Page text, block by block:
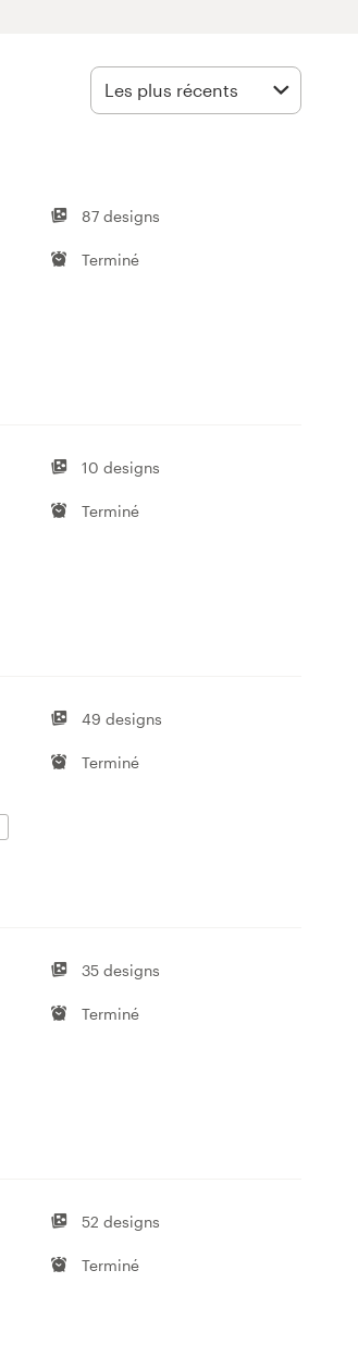
Les plus récents
87 designs
Terminé
10 designs
Terminé
49 designs
Terminé
35 designs
Terminé
52 designs
Terminé